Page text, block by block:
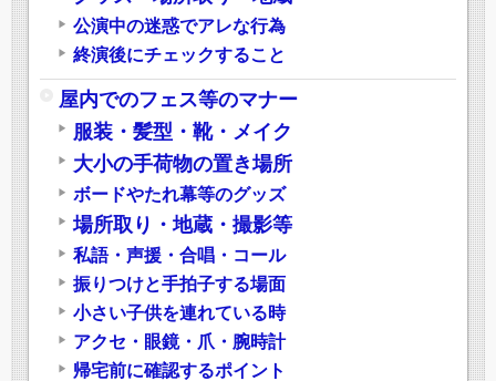
公演中の迷惑でアレな行為
終演後にチェックすること
屋内でのフェス等のマナー
服装・髪型・靴・メイク
大小の手荷物の置き場所
ボードやたれ幕等のグッズ
場所取り・地蔵・撮影等
私語・声援・合唱・コール
振りつけと手拍子する場面
小さい子供を連れている時
アクセ・眼鏡・爪・腕時計
帰宅前に確認するポイント